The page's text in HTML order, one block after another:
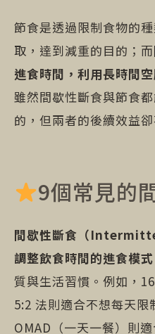
節食是透過限制食物的
取，達到減重的目的；而
進食時間，利用長時間
雖然間歇性斷食與節食
的，但兩者的後續效益卻
9個常見的
間歇性斷食（
調整飲食時間的進食模式
質與生活習慣。例如，
5:2 法則適合不想每天限
OMAD（一天一餐）則